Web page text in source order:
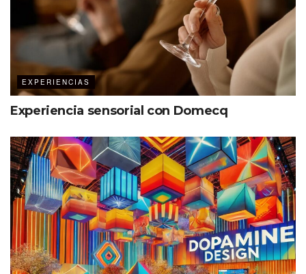
EXPERIENCIAS
Experiencia sensorial con Domecq